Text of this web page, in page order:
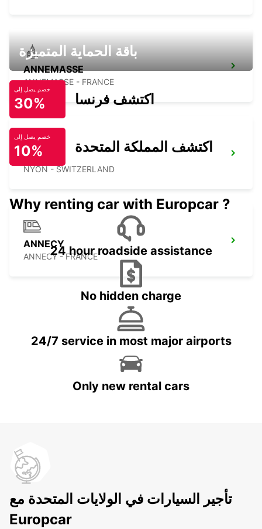
ANNEMASSE
ANNEMASSE - FRANCE
NYON
NYON - SWITZERLAND
ANNECY
ANNECY - FRANCE
باقة الحماية المتميزة
خصم يصل إلى
30% اكتشف فرنسا
خصم يصل إلى
10% اكتشف المملكة المتحدة
Why renting car with Europcar ?
24 hour roadside assistance
No hidden charge
24/7 service in most major airports
Only new rental cars
تأجير السيارات في الولايات المتحدة مع
Europcar